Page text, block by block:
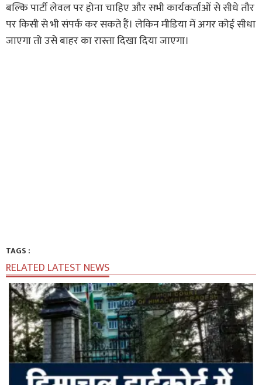
बल्कि पार्टी लेवल पर होना चाहिए और सभी कार्यकर्ताओं से सीधे तौर
पर किसी से भी संपर्क कर सकते हैं। लेकिन मीडिया में अगर कोई सीधा
जाएगा तो उसे बाहर का रास्ता दिखा दिया जाएगा।
TAGS :
RELATED LATEST NEWS